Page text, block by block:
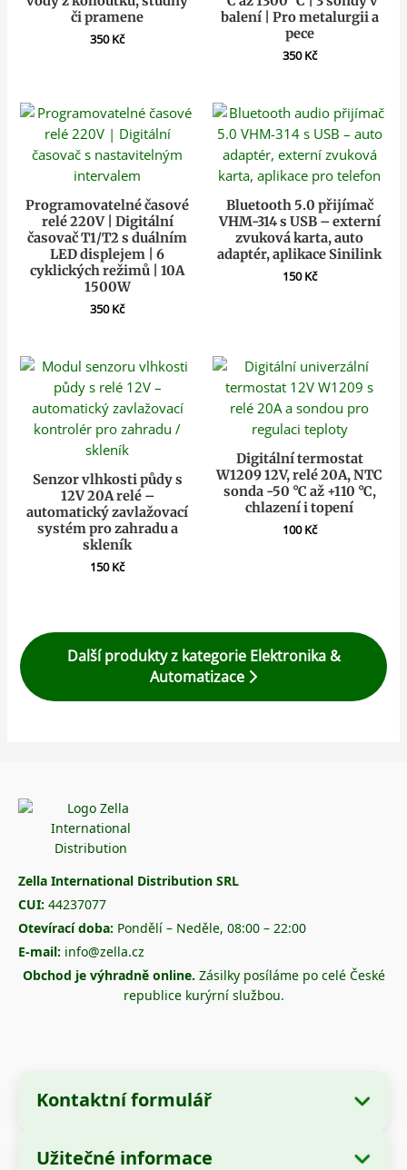
či pramene
350Kč
balení | Pro metalurgii a
pece
350Kč
Programovatelné časové
relé 220V | Digitální
časovač T1/T2 s duálním
LED displejem | 6
cyklických režimů | 10A
1500W
350Kč
Bluetooth 5.0 přijímač
VHM-314 s USB – externí
zvuková karta, auto
adaptér, aplikace Sinilink
150Kč
Senzor vlhkosti půdy s
12V 20A relé –
automatický zavlažovací
systém pro zahradu a
skleník
150Kč
Digitální termostat
W1209 12V, relé 20A, NTC
sonda -50 °C až +110 °C,
chlazení i topení
100Kč
Další produkty z kategorie Elektronika &
Automatizace
Zella International Distribution SRL
CUI: 44237077
Otevírací doba: Pondělí – Neděle, 08:00 – 22:00
E-mail: info@zella.cz
Obchod je výhradně online. Zásilky posíláme po celé České
republice kurýrní službou.
Kontaktní formulář
Užitečné informace